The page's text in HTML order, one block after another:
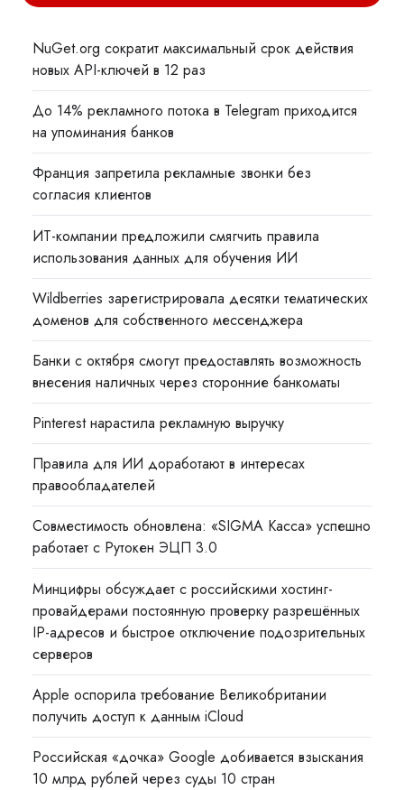
NuGet.org сократит максимальный срок действия
новых API-ключей в 12 раз
До 14% рекламного потока в Telegram приходится
на упоминания банков
Франция запретила рекламные звонки без
согласия клиентов
ИТ-компании предложили смягчить правила
использования данных для обучения ИИ
Wildberries зарегистрировала десятки тематических
доменов для собственного мессенджера
Банки с октября смогут предоставлять возможность
внесения наличных через сторонние банкоматы
Pinterest нарастила рекламную выручку
Правила для ИИ доработают в интересах
правообладателей
Совместимость обновлена: «SIGMA Касса» успешно
работает с Рутокен ЭЦП 3.0
Минцифры обсуждает с российскими хостинг-
провайдерами постоянную проверку разрешённых
IP-адресов и быстрое отключение подозрительных
серверов
Apple оспорила требование Великобритании
получить доступ к данным iCloud
Российская «дочка» Google добивается взыскания
10 млрд рублей через суды 10 стран